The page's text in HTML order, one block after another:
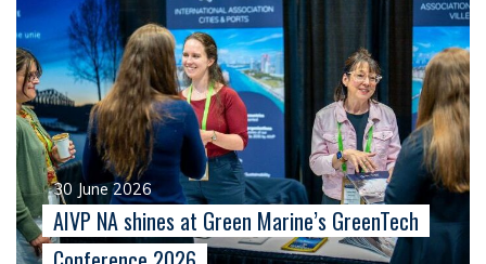
30 June 2026
AIVP NA shines at Green Marine’s GreenTech